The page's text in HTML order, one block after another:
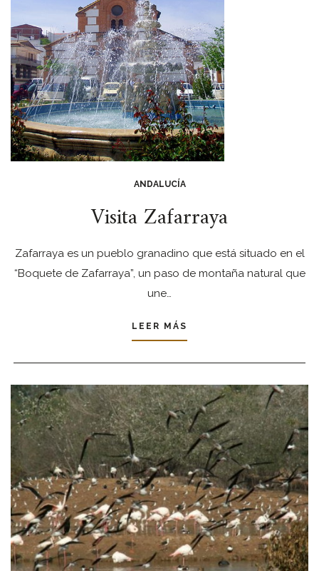
ANDALUCÍA
Visita Zafarraya
Zafarraya es un pueblo granadino que está situado en el
“Boquete de Zafarraya”, un paso de montaña natural que
une…
LEER MÁS